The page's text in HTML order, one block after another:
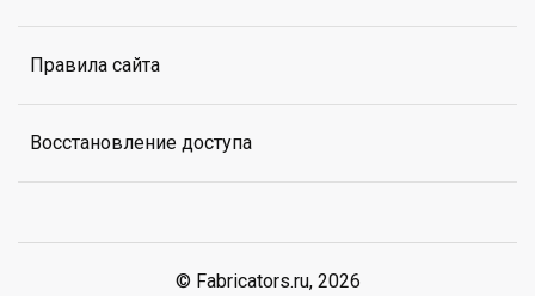
Правила сайта
Восстановление доступа
© Fabricators.ru, 2026